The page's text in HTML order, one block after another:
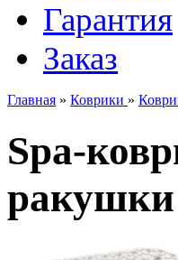
Гарантия
Заказ
Главная » Коврики »
Spa-